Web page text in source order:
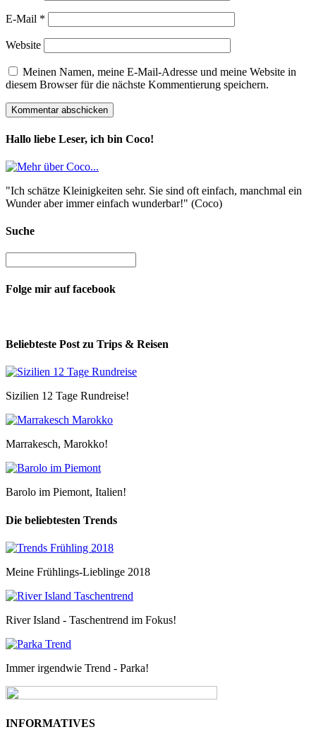
E-Mail *
Website
Meinen Namen, meine E-Mail-Adresse und meine Website in
diesem Browser für die nächste Kommentierung speichern.
Hallo liebe Leser, ich bin Coco!
"Ich schätze Kleinigkeiten sehr. Sie sind oft einfach, manchmal ein
Wunder aber immer einfach wunderbar!" (Coco)
Suche
Folge mir auf facebook
Beliebteste Post zu Trips & Reisen
Sizilien 12 Tage Rundreise!
Marrakesch, Marokko!
Barolo im Piemont, Italien!
Die beliebtesten Trends
Meine Frühlings-Lieblinge 2018
River Island - Taschentrend im Fokus!
Immer irgendwie Trend - Parka!
INFORMATIVES